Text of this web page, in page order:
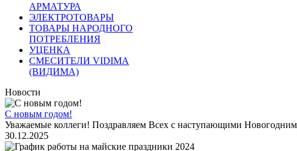
АРМАТУРА
ЭЛЕКТРОТОВАРЫ
ТОВАРЫ НАРОДНОГО
ПОТРЕБЛЕНИЯ
УЦЕНКА
СМЕСИТЕЛИ VIDIMA
(ВИДИМА)
Новости
С новым годом!
Уважаемые коллеги! Поздравляем Всех с наступающими
30.12.2025